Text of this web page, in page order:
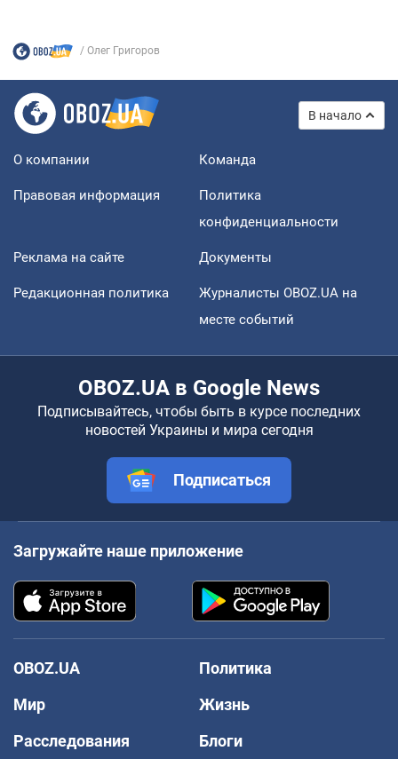
Олег Григоров
В начало
О компании Команда
Правовая информация
Политика
конфиденциальности
Реклама на сайте Документы
Редакционная политика
Журналисты OBOZ.UA на
месте событий
OBOZ.UA в Google News
Подписывайтесь, чтобы быть в курсе последних
новостей Украины и мира сегодня
Подписаться
Загружайте наше приложение
OBOZ.UA
Политика
Мир
Жизнь
Расследования
Блоги